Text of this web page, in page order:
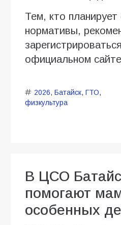
Тем, кто планирует
нормативы,
официальном
2026, Батайск, ГТО,
физкультура
В ЦСО
помогают
особенных